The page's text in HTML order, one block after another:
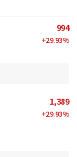
994
+29.93%
1,389
+29.93%